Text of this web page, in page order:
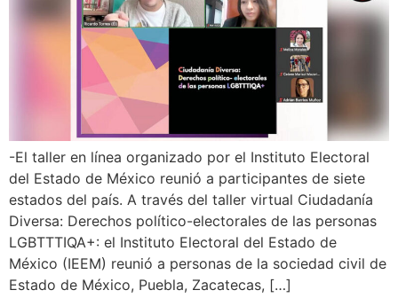
-El taller en línea organizado por el Instituto Electoral
del Estado de México reunió a participantes de siete
estados del país. A través del taller virtual Ciudadanía
Diversa: Derechos político-electorales de las personas
LGBTTTIQA+: el Instituto Electoral del Estado de
México (IEEM) reunió a personas de la sociedad civil de
Estado de México, Puebla, Zacatecas, […]